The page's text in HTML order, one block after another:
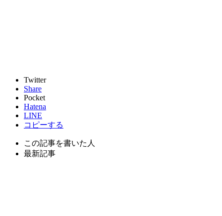
Twitter
Share
Pocket
Hatena
LINE
コピーする
この記事を書いた人
最新記事